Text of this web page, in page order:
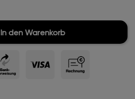
In den Warenkorb